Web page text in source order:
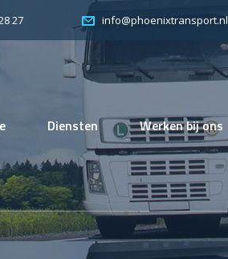
27 info@phoenixtransport.nl
Diensten Werken bij ons